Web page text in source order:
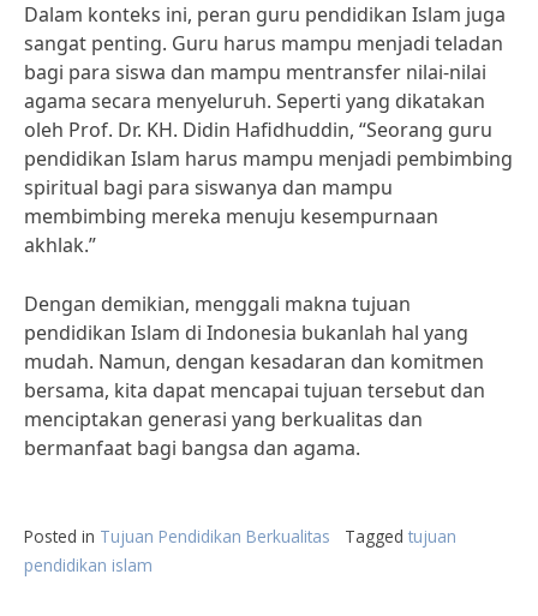
Dalam konteks ini, peran guru pendidikan Islam juga
sangat penting. Guru harus mampu menjadi teladan
bagi para siswa dan mampu mentransfer nilai-nilai
agama secara menyeluruh. Seperti yang dikatakan
oleh Prof. Dr. KH. Didin Hafidhuddin, “Seorang guru
pendidikan Islam harus mampu menjadi pembimbing
spiritual bagi para siswanya dan mampu
membimbing mereka menuju kesempurnaan
akhlak.”
Dengan demikian, menggali makna tujuan
pendidikan Islam di Indonesia bukanlah hal yang
mudah. Namun, dengan kesadaran dan komitmen
bersama, kita dapat mencapai tujuan tersebut dan
menciptakan generasi yang berkualitas dan
bermanfaat bagi bangsa dan agama.
Posted in Tujuan Pendidikan Berkualitas Tagged tujuan
pendidikan islam